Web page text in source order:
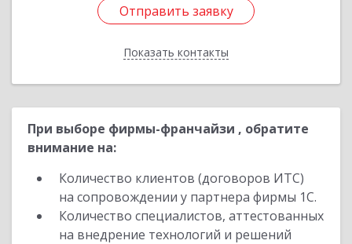
Отправить заявку
Показать контакты
Отправить заявку
Назад
При выборе фирмы-франчайзи , обратите
внимание на:
Количество клиентов (договоров ИТС)
на сопровождении у партнера фирмы 1С.
Количество специалистов, аттестованных
на внедрение технологий и решений